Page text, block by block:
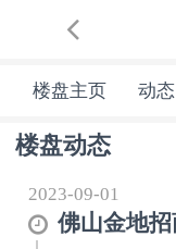
楼盘主页 动态
楼盘动态
2023-09-01